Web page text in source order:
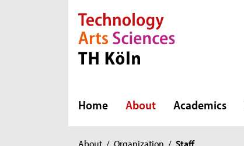
Direkt zur Hauptnavigation
Direkt zur Subnavigation
Direkt zum Inhalt
Direkt zum Fußbereich
Home About Academics
About / Organization / Staff